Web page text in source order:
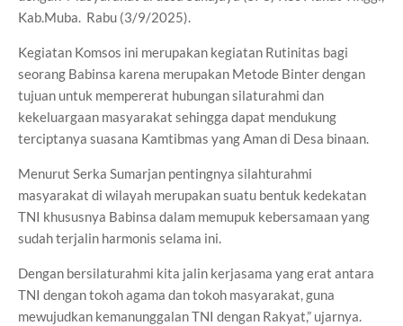
Kab.Muba. Rabu (3/9/2025).
Kegiatan Komsos ini merupakan kegiatan Rutinitas bagi
seorang Babinsa karena merupakan Metode Binter dengan
tujuan untuk mempererat hubungan silaturahmi dan
kekeluargaan masyarakat sehingga dapat mendukung
terciptanya suasana Kamtibmas yang Aman di Desa binaan.
Menurut Serka Sumarjan pentingnya silahturahmi
masyarakat di wilayah merupakan suatu bentuk kedekatan
TNI khususnya Babinsa dalam memupuk kebersamaan yang
sudah terjalin harmonis selama ini.
Dengan bersilaturahmi kita jalin kerjasama yang erat antara
TNI dengan tokoh agama dan tokoh masyarakat, guna
mewujudkan kemanunggalan TNI dengan Rakyat,” ujarnya.